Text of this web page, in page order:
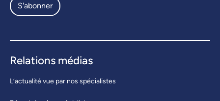
S'abonner
Relations médias
L’actualité vue par nos spécialistes